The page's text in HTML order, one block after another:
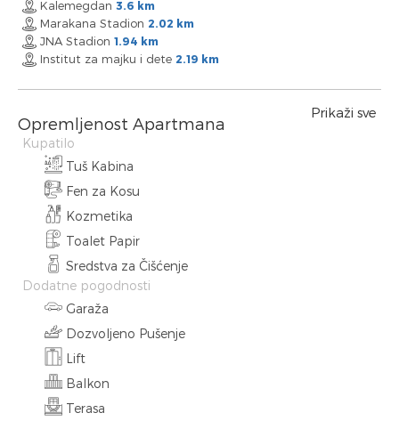
Kalemegdan 3.6 km
Marakana Stadion 2.02 km
JNA Stadion 1.94 km
Institut za majku i dete 2.19 km
Opremljenost Apartmana
Prikaži sve
Kupatilo
Tuš Kabina
Fen za Kosu
Kozmetika
Toalet Papir
Sredstva za Čišćenje
Dodatne pogodnosti
Garaža
Dozvoljeno Pušenje
Lift
Balkon
Terasa